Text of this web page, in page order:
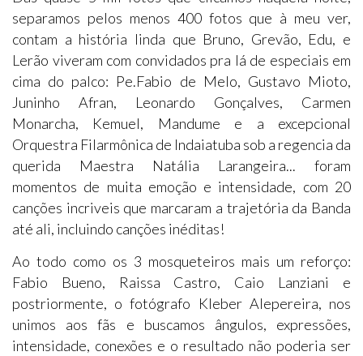
separamos pelos menos 400 fotos que à meu ver,
contam a história linda que Bruno, Grevão, Edu, e
Lerão viveram com convidados pra lá de especiais em
cima do palco: Pe.Fabio de Melo, Gustavo Mioto,
Juninho Afran, Leonardo Gonçalves, Carmen
Monarcha, Kemuel, Mandume e a excepcional
Orquestra Filarmônica de Indaiatuba sob a regencia da
querida Maestra Natália Larangeira... foram
momentos de muita emoção e intensidade, com 20
canções incriveis que marcaram a trajetória da Banda
até ali, incluindo canções inéditas!
Ao todo como os 3 mosqueteiros mais um reforço:
Fabio Bueno, Raissa Castro, Caio Lanziani e
postriormente, o fotógrafo Kleber Alepereira, nos
unimos aos fãs e buscamos ângulos, expressões,
intensidade, conexões e o resultado não poderia ser